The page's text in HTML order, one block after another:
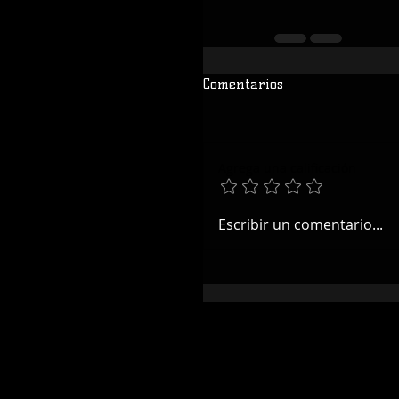
Comentarios
Escribir un comentario...